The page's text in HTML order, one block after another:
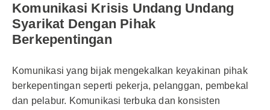
Komunikasi Krisis Undang Undang
Syarikat Dengan Pihak
Berkepentingan
Komunikasi yang bijak mengekalkan keyakinan pihak
berkepentingan seperti pekerja, pelanggan, pembekal
dan pelabur. Komunikasi terbuka dan konsisten